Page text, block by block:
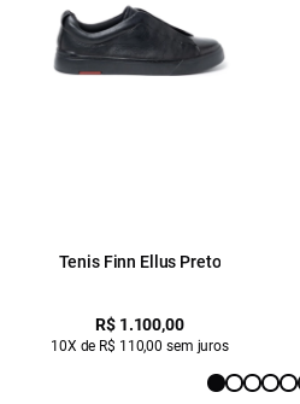
Tenis Finn Ellus Preto
R$ 1.100,00
10X de R$ 110,00 sem juros